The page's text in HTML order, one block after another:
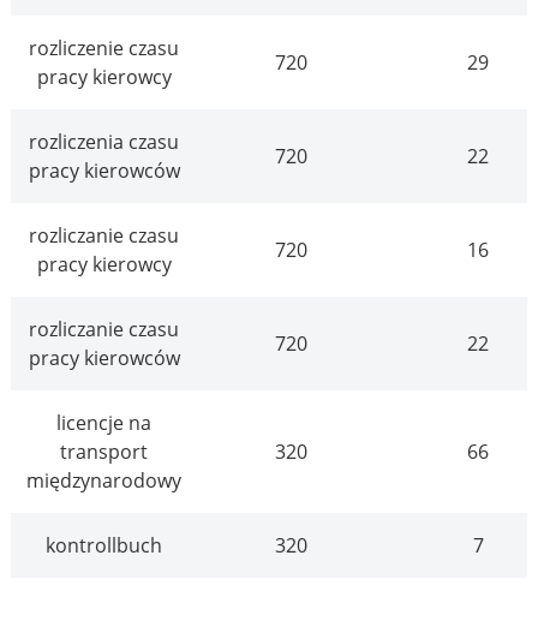
rozliczenie czasu
pracy kierowcy
720 29
rozliczenia czasu
pracy kierowców
720 22
rozliczanie czasu
pracy kierowcy
720 16
rozliczanie czasu
pracy kierowców
720 22
licencje na
transport
międzynarodowy
320 66
kontrollbuch 320 7